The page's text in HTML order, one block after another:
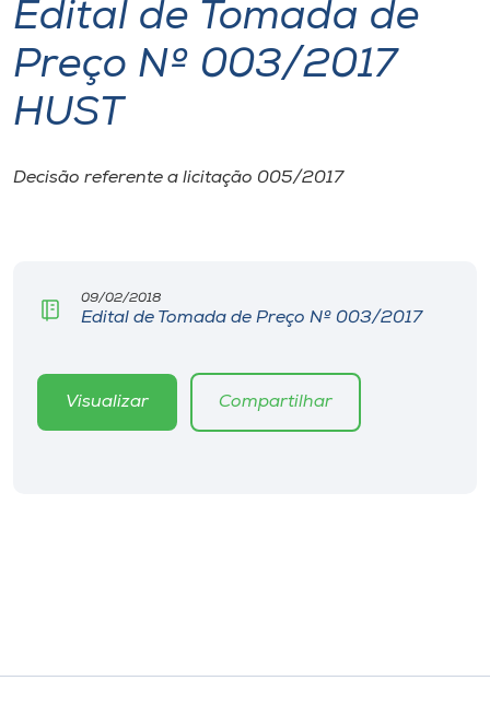
Internacionalização
I.nova
Editora
Edital de Tomada de
Preço Nº 003/2017
HUST
Decisão referente a licitação 005/2017
09/02/2018
Edital de Tomada de Preço Nº 003/2017
Visualizar Compartilhar